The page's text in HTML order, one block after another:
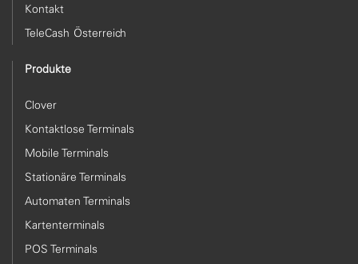
Kontakt
TeleCash Österreich
Produkte
Clover
Kontaktlose Terminals
Mobile Terminals
Stationäre Terminals
Automaten Terminals
Kartenterminals
POS Terminals